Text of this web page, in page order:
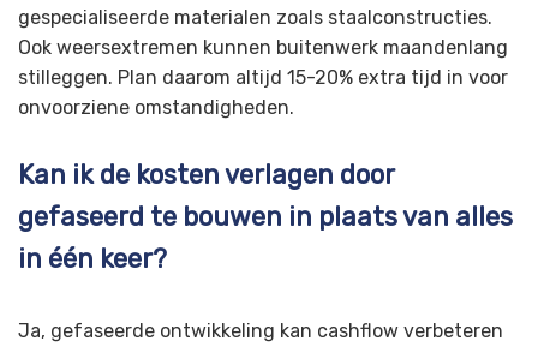
gespecialiseerde materialen zoals staalconstructies.
Ook weersextremen kunnen buitenwerk maandenlang
stilleggen. Plan daarom altijd 15-20% extra tijd in voor
onvoorziene omstandigheden.
Kan ik de kosten verlagen door
gefaseerd te bouwen in plaats van alles
in één keer?
Ja, gefaseerde ontwikkeling kan cashflow verbeteren